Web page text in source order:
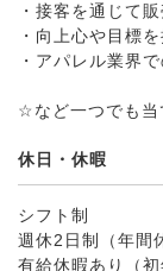
・接客を通じて
・向上心や目標
・アパレル業界
☆など一つでも当
休日・休暇
シフト制
週休2日制（年間
有給休暇あり（初